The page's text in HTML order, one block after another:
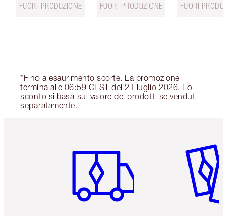
FUORI PRODUZIONE FUORI PRODUZIONE FUORI
*Fino a esaurimento scorte. La promozione
termina alle 06:59 CEST del 21 luglio 2026. Lo
sconto si basa sul valore dei prodotti se venduti
separatamente.